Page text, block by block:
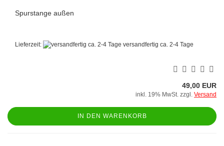
Spurstange außen
Lieferzeit: versandfertig ca. 2-4 Tage
49,00 EUR
inkl. 19% MwSt. zzgl. Versand
IN DEN WARENKORB